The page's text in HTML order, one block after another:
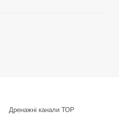
Дренажні канали ТОР